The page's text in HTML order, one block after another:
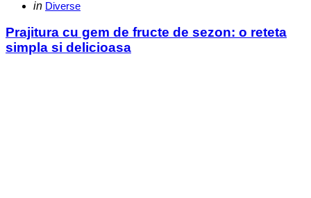
Categories
Posted
in Diverse
Prajitura cu gem de fructe de sezon: o reteta
simpla si delicioasa